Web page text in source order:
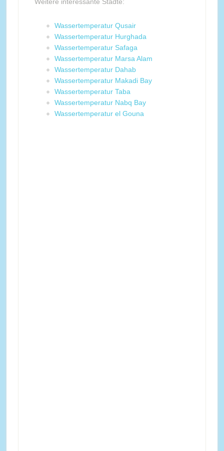
Weitere interessante Städte:
Wassertemperatur Qusair
Wassertemperatur Hurghada
Wassertemperatur Safaga
Wassertemperatur Marsa Alam
Wassertemperatur Dahab
Wassertemperatur Makadi Bay
Wassertemperatur Taba
Wassertemperatur Nabq Bay
Wassertemperatur el Gouna